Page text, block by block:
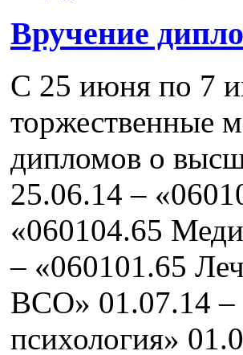
Вручение
С 25 июня по 7
торжественные
дипломов о
25.06.14 –
«060104.65
– «060101.65
ВСО» 01.07.14 –
психология»